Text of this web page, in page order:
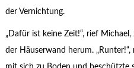
der Vernichtung.
„Dafür ist keine Zeit!“, rief
der Häuserwand herum.